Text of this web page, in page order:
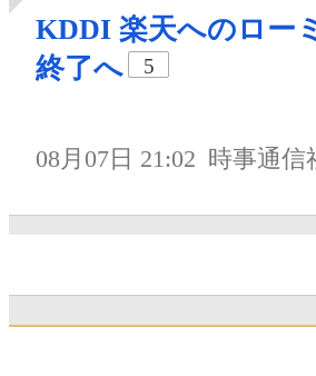
KDDI 楽天へのロー
終了へ
5
08月07日 21:02 時事通信